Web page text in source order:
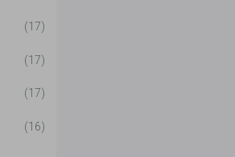
(17)
(17)
(17)
(16)